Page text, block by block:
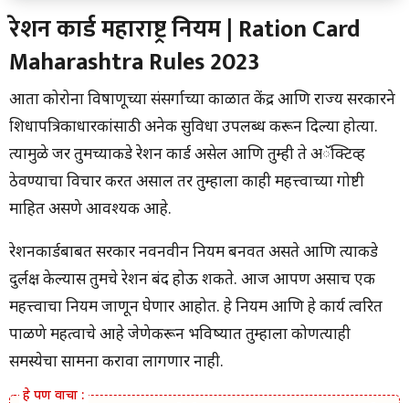
रेशन कार्ड महाराष्ट्र नियम | Ration Card Maharashtra Rules 2023
रेशन कार्ड आधार कार्डशी लिंक करा | Ration Card Maharashtra Rules
2023
हे पण वाचा:- शेजारील शेतकरी पाईपलाईन टाकू देत नसेल तर काय कराल?
हा कायदा आहे ! जाणून घ्या सविस्तर
रेशन कार्ड आधार कार्ड लिंक करण्याची शेवटची तारीख | Ration Card
Maharashtra Rules 2023
रेशन कार्ड महाराष्ट्र नियम | Ration Card
Maharashtra Rules 2023
आता कोरोना विषाणूच्या संसर्गाच्या काळात केंद्र आणि राज्य सरकारने
शिधापत्रिकाधारकांसाठी अनेक सुविधा उपलब्ध करून दिल्या होत्या.
त्यामुळे जर तुमच्याकडे रेशन कार्ड असेल आणि तुम्ही ते अॅक्टिव्ह
ठेवण्याचा विचार करत असाल तर तुम्हाला काही महत्त्वाच्या गोष्टी
माहित असणे आवश्यक आहे.
रेशनकार्डबाबत सरकार नवनवीन नियम बनवत असते आणि त्याकडे
दुर्लक्ष केल्यास तुमचे रेशन बंद होऊ शकते. आज आपण असाच एक
महत्त्वाचा नियम जाणून घेणार आहोत. हे नियम आणि हे कार्य त्वरित
पाळणे महत्वाचे आहे जेणेकरून भविष्यात तुम्हाला कोणत्याही
समस्येचा सामना करावा लागणार नाही.